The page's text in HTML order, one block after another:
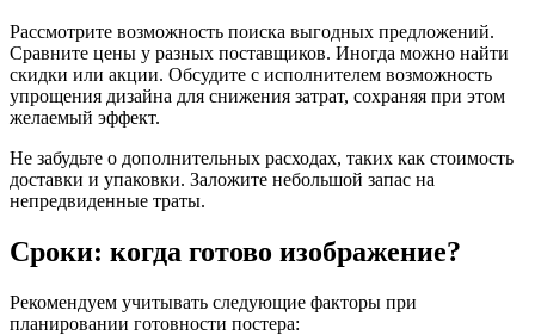
Рассмотрите возможность поиска выгодных предложений.
Сравните цены у разных поставщиков. Иногда можно найти
скидки или акции. Обсудите с исполнителем возможность
упрощения дизайна для снижения затрат, сохраняя при этом
желаемый эффект.
Не забудьте о дополнительных расходах, таких как стоимость
доставки и упаковки. Заложите небольшой запас на
непредвиденные траты.
Сроки: когда готово изображение?
Рекомендуем учитывать следующие факторы при
планировании готовности постера: